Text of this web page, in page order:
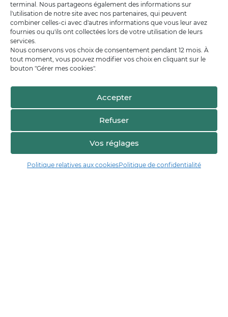
terminal. Nous partageons également des informations sur
l'utilisation de notre site avec nos partenaires, qui peuvent
combiner celles-ci avec d'autres informations que vous leur avez
fournies ou qu'ils ont collectées lors de votre utilisation de leurs
services.
Nous conservons vos choix de consentement pendant 12 mois. À
tout moment, vous pouvez modifier vos choix en cliquant sur le
bouton "Gérer mes cookies".
Accepter
Refuser
Vos réglages
Politique relatives aux cookiesPolitique de confidentialité
Voir sur la carte